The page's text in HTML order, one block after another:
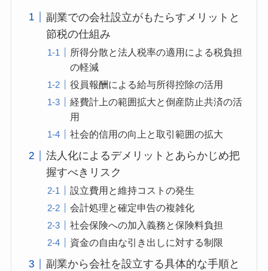
副業での会社設立がもたらすメリットと
節税の仕組み
所得分散と法人税率の適用による税負担
の軽減
役員報酬による給与所得控除の活用
経費計上の範囲拡大と倒産防止共済の活
用
社会的信用の向上と取引範囲の拡大
法人化によるデメリットとあらかじめ把
握すべきリスク
設立費用と維持コストの発生
会計処理と確定申告の複雑化
社会保険への加入義務と保険料負担
資金の自由な引き出しに対する制限
副業から会社を設立する具体的な手順と